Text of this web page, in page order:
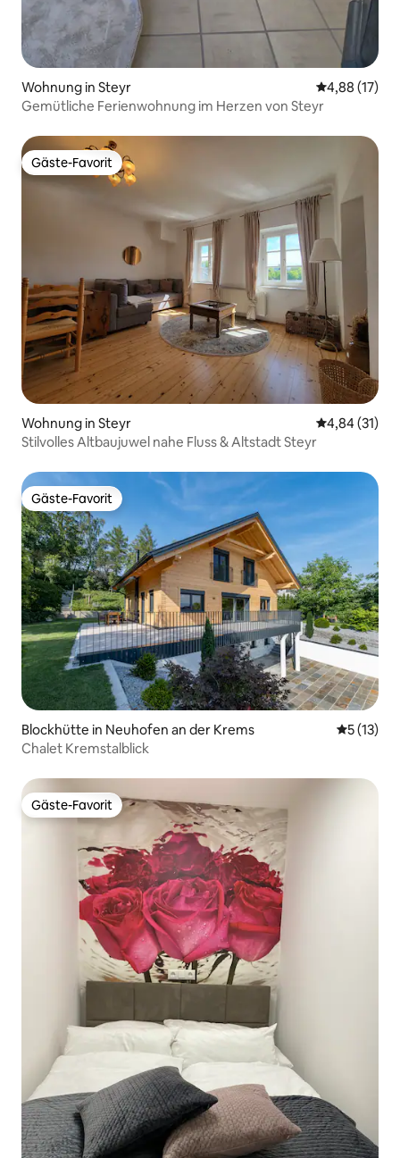
Wohnung in Steyr
4,88 (17)
Gemütliche Ferienwohnung im Herzen von Steyr
Gäste-Favorit
Gäste-Favorit
Wohnung in Steyr
4,84 (31)
Stilvolles Altbaujuwel nahe Fluss & Altstadt Steyr
Gäste-Favorit
Gäste-Favorit
Blockhütte in Neuhofen an der Krems
5 (13)
Chalet Kremstalblick
Gäste-Favorit
Gäste-Favorit